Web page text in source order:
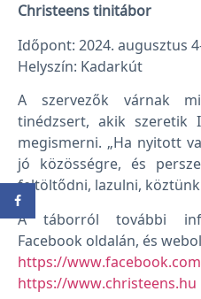
Christeens tinitábor
Időpont: 2024. augusztus
Helyszín: Kadarkút
A szervezők várnak
tinédzsert, akik szeretik
megismerni. „Ha nyitott
jó közösségre, és
feltöltődni, lazulni, köztünk
A táborról további
Facebook oldalán, és
https://
https://www.christeens.hu